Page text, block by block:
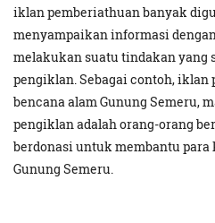
iklan pemberiathuan banyak
menyampaikan informasi
melakukan suatu tindakan yang
pengiklan. Sebagai contoh, iklan
bencana alam Gunung Semeru,
pengiklan adalah orang-orang
berdonasi untuk membantu para
Gunung Semeru.